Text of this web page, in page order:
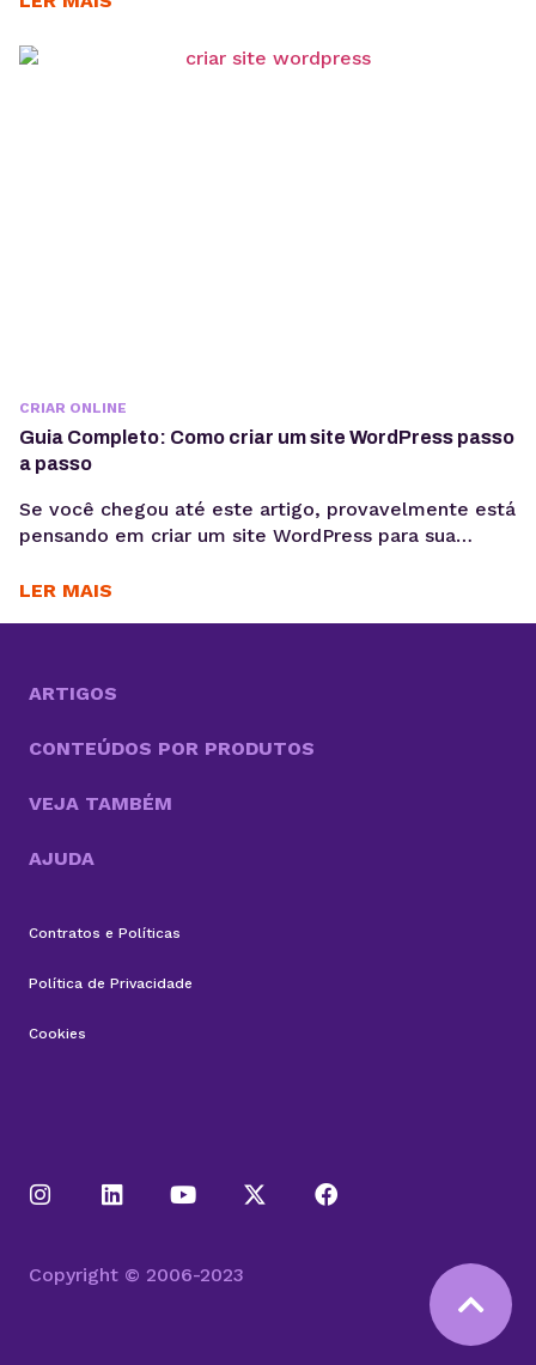
CRIAR ONLINE
Guia Completo: Como criar um site WordPress passo
a passo
Se você chegou até este artigo, provavelmente está
pensando em criar um site WordPress para sua
qual for o objetivo, escolher WordPress como
sinônimo...
LER MAIS
ARTIGOS
CONTEÚDOS POR PRODUTOS
VEJA TAMBÉM
AJUDA
Contratos e Políticas
Política de Privacidade
Cookies
Copyright © 2006-2023